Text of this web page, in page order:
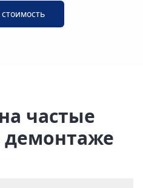
частые
демонтаже